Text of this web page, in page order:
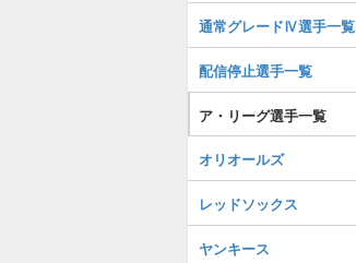
通常グレードⅣ選手一覧
配信停止選手一覧
ア・リーグ選手一覧
オリオールズ
レッドソックス
ヤンキース